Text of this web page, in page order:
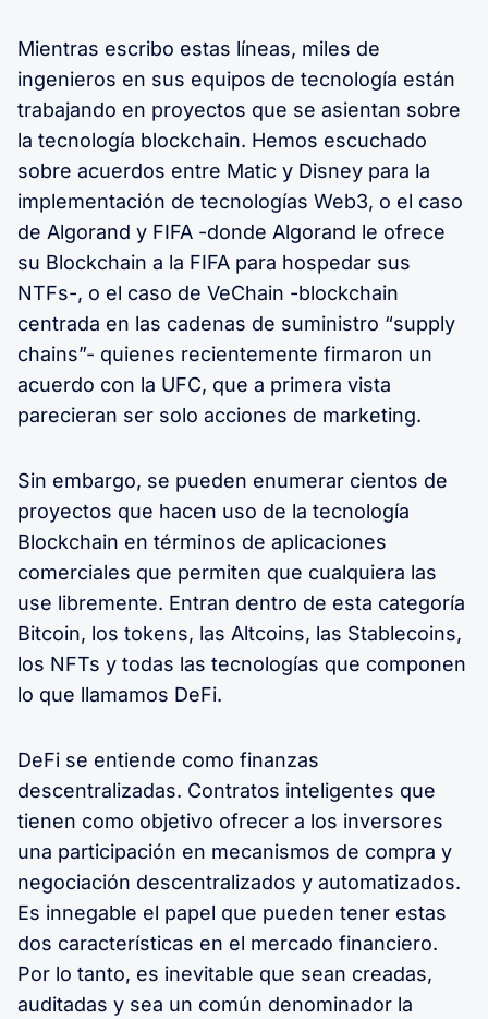
Mientras escribo estas líneas, miles de
ingenieros en sus equipos de tecnología están
trabajando en proyectos que se asientan sobre
la tecnología blockchain. Hemos escuchado
sobre acuerdos entre Matic y Disney para la
implementación de tecnologías Web3, o el caso
de Algorand y FIFA -donde Algorand le ofrece
su Blockchain a la FIFA para hospedar sus
NTFs-, o el caso de VeChain -blockchain
centrada en las cadenas de suministro “supply
chains”- quienes recientemente firmaron un
acuerdo con la UFC, que a primera vista
parecieran ser solo acciones de marketing.
Sin embargo, se pueden enumerar cientos de
proyectos que hacen uso de la tecnología
Blockchain en términos de aplicaciones
comerciales que permiten que cualquiera las
use libremente. Entran dentro de esta categoría
Bitcoin, los tokens, las Altcoins, las Stablecoins,
los NFTs y todas las tecnologías que componen
lo que llamamos DeFi.
DeFi se entiende como finanzas
descentralizadas. Contratos inteligentes que
tienen como objetivo ofrecer a los inversores
una participación en mecanismos de compra y
negociación descentralizados y automatizados.
Es innegable el papel que pueden tener estas
dos características en el mercado financiero.
Por lo tanto, es inevitable que sean creadas,
auditadas y sea un común denominador la